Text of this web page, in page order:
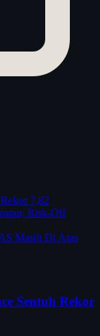
7,82
Risk-Off
Masih Di Atas
Sentuh Rekor